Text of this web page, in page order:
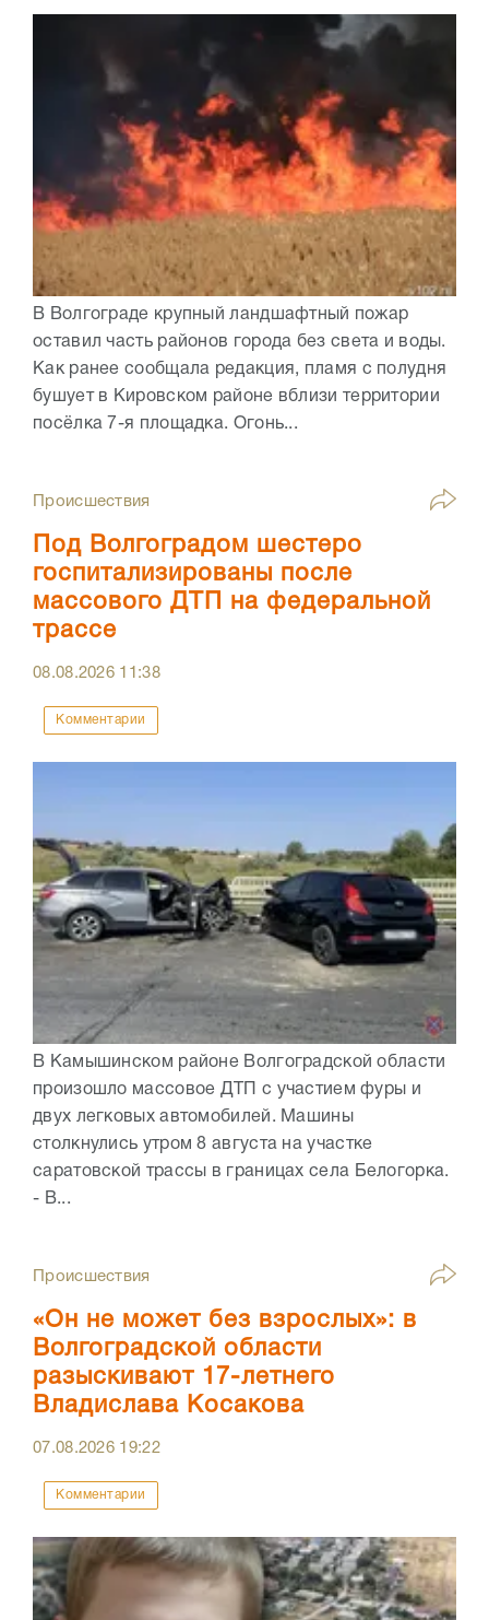
В Волгограде крупный ландшафтный пожар
оставил часть районов города без света и воды.
Как ранее сообщала редакция, пламя с полудня
бушует в Кировском районе вблизи территории
посёлка 7-я площадка. Огонь...
Происшествия
Под Волгоградом шестеро
госпитализированы после
массового ДТП на федеральной
трассе
08.08.2026 11:38
Комментарии
В Камышинском районе Волгоградской области
произошло массовое ДТП с участием фуры и
двух легковых автомобилей. Машины
столкнулись утром 8 августа на участке
саратовской трассы в границах села Белогорка.
- В...
Происшествия
«Он не может без взрослых»: в
Волгоградской области
разыскивают 17-летнего
Владислава Косакова
07.08.2026 19:22
Комментарии